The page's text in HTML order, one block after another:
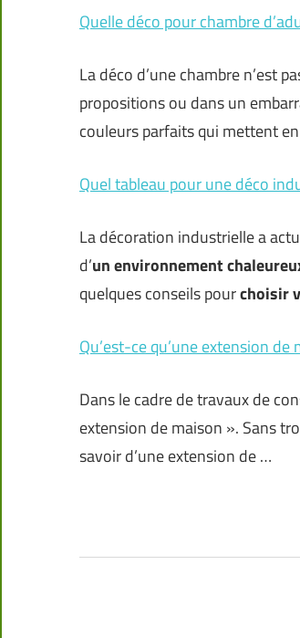
Quelle déco pour chambre
La déco d’une chambre n’est
propositions ou dans un
couleurs parfaits qui mettent
Quel tableau pour une déco
La décoration industrielle a
d’un environnement
quelques conseils pourchoisir
Qu’est-ce qu’une extension de
Dans le cadre de travaux de
extension de maison ». Sans
savoir d’une extension de …